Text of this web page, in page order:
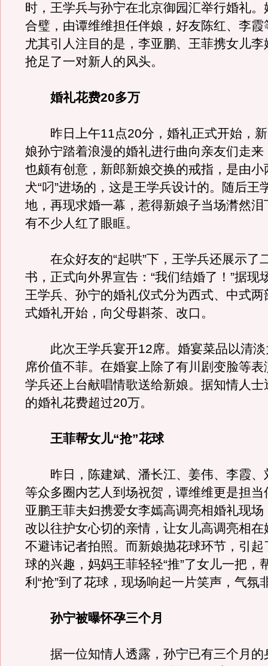
时，王学兵与孙宁在北京御园汇举行婚礼。
合璧，由谭维维担任伴娘，好友陈红、李霞
尤其引人注目的是，李亚鹏、王菲携女儿李
抢足了一对新人的风头。
婚礼花费20多万
昨日上午11点20分，婚礼正式开始，新
娘孙宁踏着浪漫的婚礼进行曲向亲友们走来
也颇有创意，新郎新娘交换的戒指，是由小
犬“叼”进场的，这是王学兵设计的。随后王
地，再现求婚一幕，惹得新娘子当场潸然泪
有不少人红了眼眶。
在众好友的“起哄”下，王学兵还展示了
书，正式向外界宣告：“我们结婚了！”据现
王学兵、孙宁的婚礼仪式分为西式、中式
式婚礼开始，向父母斟茶、改口。
此次王学兵宴开12席。婚宴菜品以清淡
席价值不菲。在婚宴上除了有川剧变脸等
学兵还上台献唱情歌送给新娘。据知情人士
的婚礼花费超过20万。
王菲帮女儿“抢”花球
昨日，陈建斌、潘长江、姜伟、李霞、
等众多圈内艺人到场祝贺，谭维维更是担当
亚鹏王菲夫妇携爱女李嫣高调亮相婚礼现场
改以往护女心切的亲情，让女儿高调亮相在
不避讳记者拍照。而新娘抛花球环节，引起
球的兴趣，妈妈王菲轻轻“推”了女儿一把，
利“抢”到了花球，现场响起一片笑声，气氛
孙宁被曝怀孕三个月
据一位知情人透露，孙宁已有三个月的